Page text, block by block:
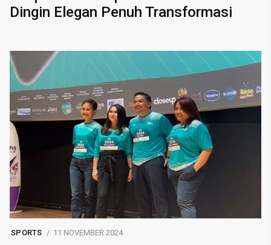
Dingin Elegan Penuh Transformasi
SPORTS 11 NOVEMBER 2024